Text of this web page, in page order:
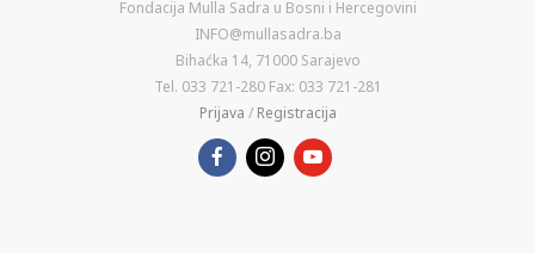
Fondacija Mulla Sadra u Bosni i Hercegovini
INFO@mullasadra.ba
Bihaćka 14, 71000 Sarajevo
Tel. 033 721-280 Fax: 033 721-281
Prijava / Registracija